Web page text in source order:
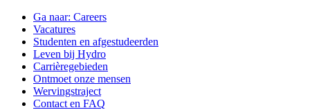
Ga naar: Careers
Vacatures
Studenten en afgestudeerden
Leven bij Hydro
Carrièregebieden
Ontmoet onze mensen
Wervingstraject
Contact en FAQ